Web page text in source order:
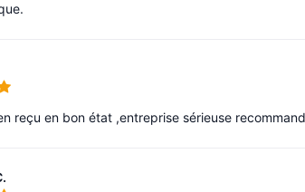
5
reçu en bon état ,entreprise sérieuse